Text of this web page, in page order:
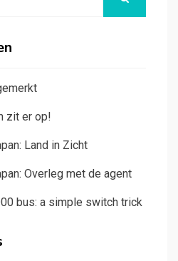
zit er op!
Land in Zicht
Overleg met de agent
bus: a simple switch trick